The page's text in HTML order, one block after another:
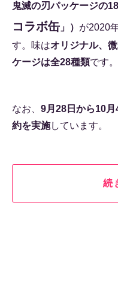
鬼滅の刃パッケージの
コラボ缶 」） が2020
す。味はオリジナル、
ケージは全28種類です。
なお、 9月28日から10
約を実施しています。
続